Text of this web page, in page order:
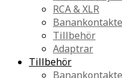
RCA & XLR
Tillbehör
Adaptrar
Tillbehör